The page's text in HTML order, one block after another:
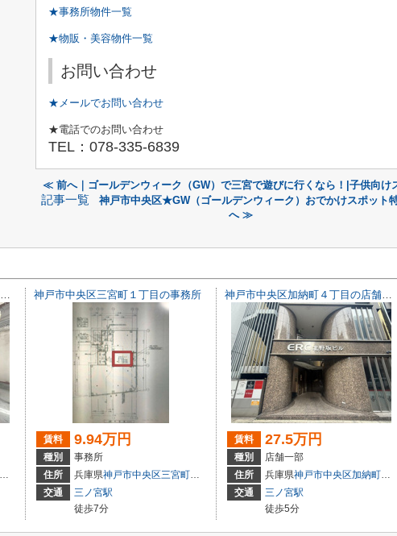
★事務所物件一覧
★物販・美容物件一覧
お問い合わせ
★メールでお問い合わせ
★電話でのお問い合わせ
TEL：078-335-6839
≪ 前へ｜ゴールデンウィーク（GW）で三宮で遊びに行くなら！|子供向け
記事一覧
神戸市中央区★GW（ゴールデンウィーク）おでかけスポット
へ ≫
２丁目9-3
神戸市中央区三宮町１丁目の事務所
賃料 9.94万円
種別
事務所
住所
兵庫県神戸市中央区三宮町 １丁目
交通
三ノ宮駅
徒歩7分
賃料 27.5万円
種別
店舗一部
住所
兵庫県神戸市中央区加納町 ４
交通
三ノ宮駅
徒歩5分